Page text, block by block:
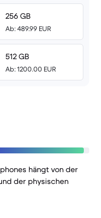
256 GB
Ab: 489.99 EUR
512 GB
Ab: 1200.00 EUR
hängt von der
der physischen